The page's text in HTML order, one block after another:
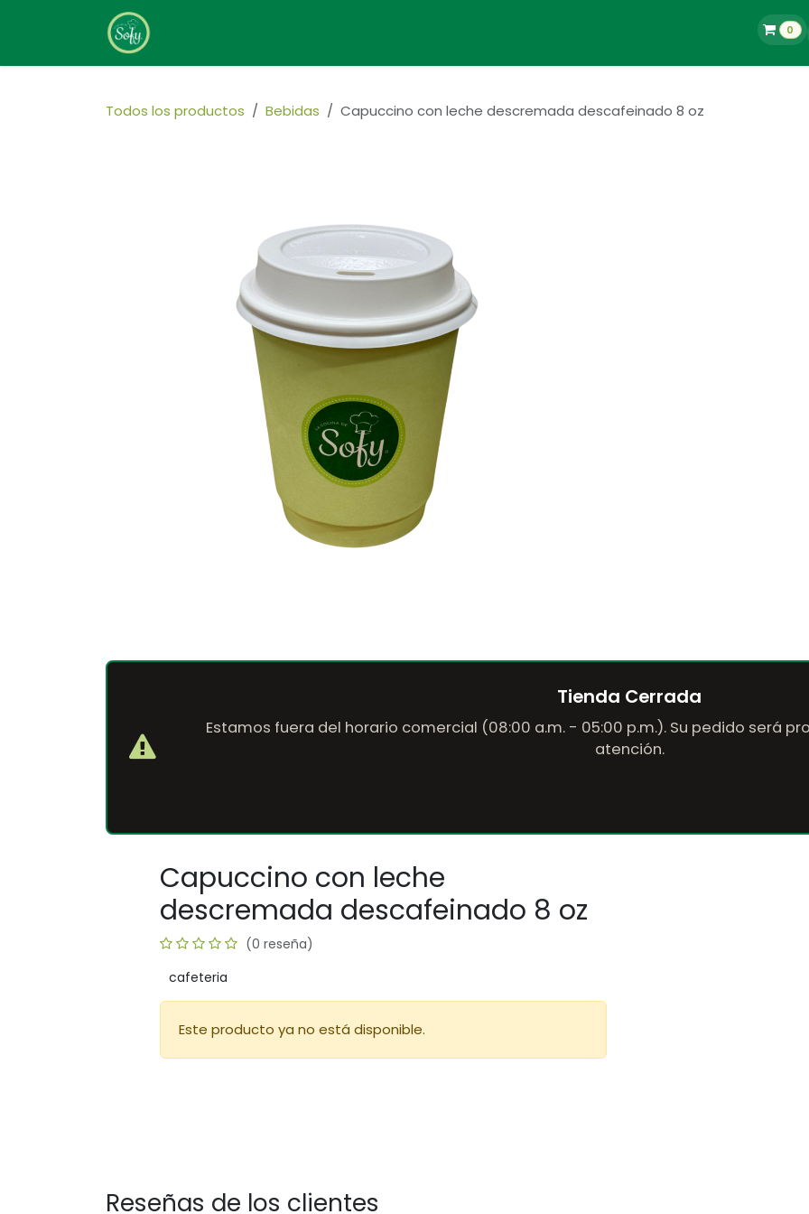
Empleos
0
Todos los productos Bebidas Capuccino con leche descremada descafeinado 8 oz
Tienda Cerrada
Estamos fuera del horario comercial (08:00 a.m. - 05:00 p.m.). Su pedido será
atención.
Capuccino con leche
descremada descafeinado 8 oz
(0 reseña)
cafeteria
Este producto ya no está disponible.
Reseñas de los clientes